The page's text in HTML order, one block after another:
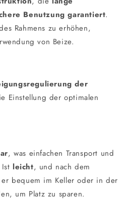
Benutzung garantiert.
Rahmens zu erhöhen,
von Beize.
der
Einstellung der optimalen
, was einfachen Transport und
leicht, und nach dem
er bequem im Keller oder in der
um Platz zu sparen.